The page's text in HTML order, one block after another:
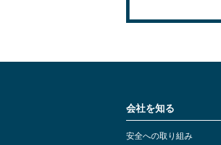
会社を知る
安全への取り組み